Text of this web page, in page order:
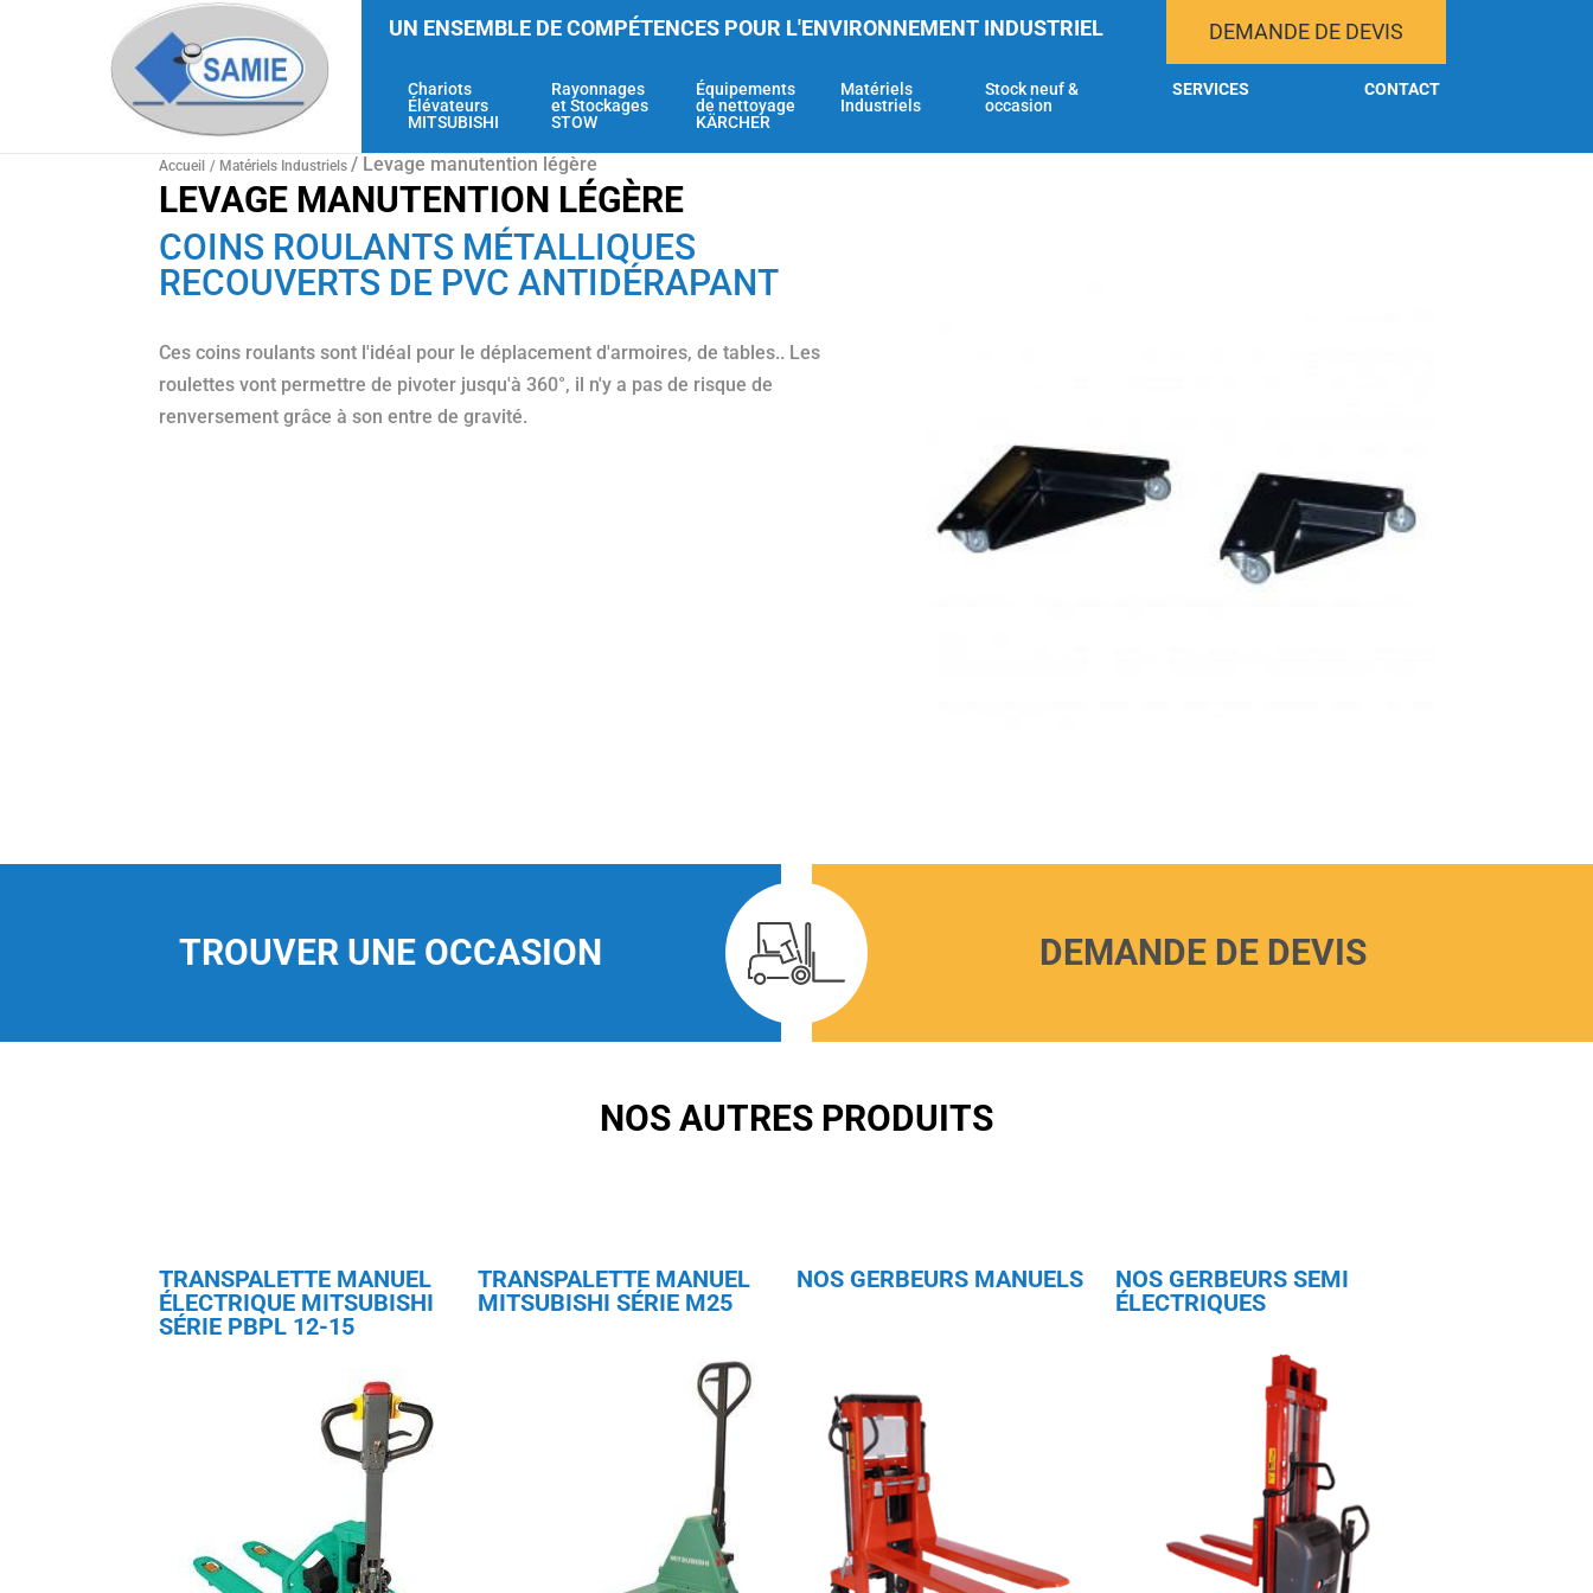
SERVICES
DEMANDE DE DEVIS
CONTACT
UN ENSEMBLE DE COMPÉTENCES POUR L'ENVIRONNEMENT INDUSTRIEL
Chariots
Élévateurs
MITSUBISHI
Rayonnages
et Stockages
STOW
Équipements
de nettoyage
KÄRCHER
Matériels
Industriels
Stock neuf &
occasion
Accueil / Matériels Industriels/ Levage manutention légère
LEVAGE MANUTENTION LÉGÈRE
COINS ROULANTS MÉTALLIQUES
RECOUVERTS DE PVC ANTIDÉRAPANT
Ces coins roulants sont l'idéal pour le déplacement d'armoires, de tables.. Les
roulettes vont permettre de pivoter jusqu'à 360°, il n'y a pas de risque de
renversement grâce à son entre de gravité.
TROUVER UNE OCCASION DEMANDE DE DEVIS
NOS AUTRES PRODUITS
TRANSPALETTE MANUEL
ÉLECTRIQUE MITSUBISHI
SÉRIE PBPL 12-15
TRANSPALETTE MANUEL
MITSUBISHI SÉRIE M25
NOS GERBEURS MANUELS
NOS GERBEURS SEMI
ÉLECTRIQUES